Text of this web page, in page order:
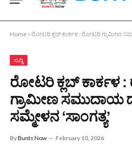
Home » ರೋಟರಿ ಕ್ಲಬ್ ಕಾರ್ಕಳ : ರೋಟರಿ ಗ್ರಾಮೀಣ ಸಮುದಾಯ
ಸುದ್ದಿ
ರೋಟರಿ ಕ್ಲಬ್ ಕಾರ್ಕಳ
ಗ್ರಾಮೀಣ ಸಮುದಾಯ
ಸಮ್ಮೇಳನ ‘ಸಾಂಗತ್ಯ’
ByBunts Now February 10, 2026